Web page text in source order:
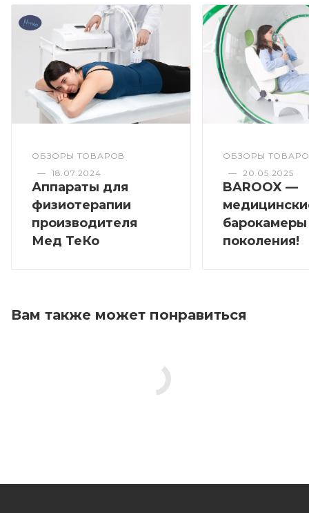
ОБЗОРЫ ТОВАРОВ
— 18.07.2024
Аппараты для
физиотерапии
производителя
Мед ТеКо
ОБЗОРЫ
— 20.05.2025
BAROOX —
барокамеры
поколения!
Вам также может понравиться